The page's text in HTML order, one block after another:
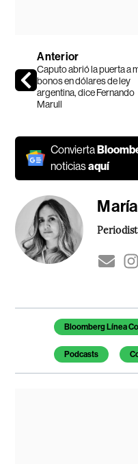
Anterior
Caputo abrió la puerta a
bonos en dólares de ley
argentina, dice Fernando
Marull
Convierta
noticiasaquí
Temas de este artículo
Bloomberg Línea
Podcasts